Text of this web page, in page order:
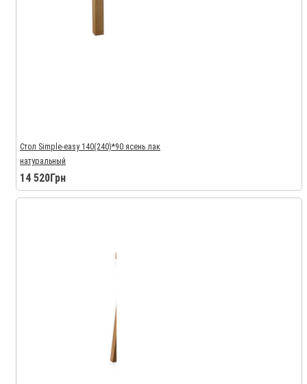
Стол Simple-easy 140(240)*90 ясень лак
натуральный
14 520Грн